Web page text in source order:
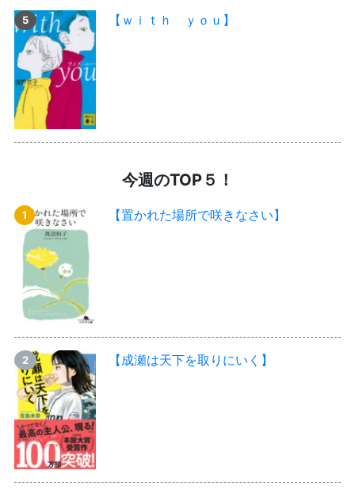
【ｗｉｔｈ ｙｏｕ】
今週のTOP５！
【置かれた場所で咲きなさい】
【成瀬は天下を取りにいく】